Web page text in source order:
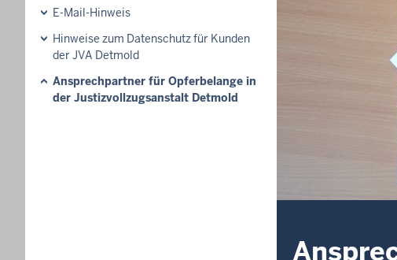
E-Mail-Hinweis
Hinweise zum Datenschutz für Kunden
der JVA Detmold
Ansprechpartner für Opferbelange in
der Justizvollzugsanstalt Detmold